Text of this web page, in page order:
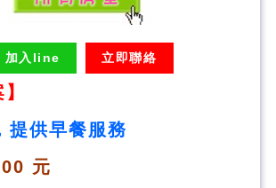
加入line 立即聯絡
提供早餐服務
元